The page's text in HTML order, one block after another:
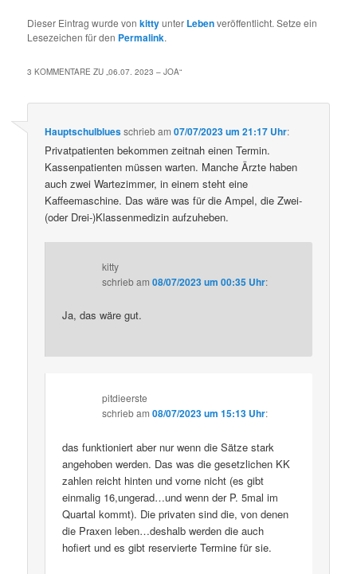
Dieser Eintrag wurde vonkittyunter Lebenveröffentlicht. Setze ein
Lesezeichen für den Permalink.
3 KOMMENTARE ZU „06.07. 2023 – JOA“
Hauptschulbluesschriebam07/07/2023 um 21:17 Uhr:
Privatpatienten bekommen zeitnah einen Termin.
Kassenpatienten müssen warten. Manche Ärzte haben
auch zwei Wartezimmer, in einem steht eine
Kaffeemaschine. Das wäre was für die Ampel, die Zwei-
(oder Drei-)Klassenmedizin aufzuheben.
kitty
schriebam08/07/2023 um 00:35 Uhr:
Ja, das wäre gut.
pitdieerste
schriebam08/07/2023 um 15:13 Uhr:
das funktioniert aber nur wenn die Sätze stark
angehoben werden. Das was die gesetzlichen KK
zahlen reicht hinten und vorne nicht (es gibt
einmalig 16,ungerad…und wenn der P. 5mal im
Quartal kommt). Die privaten sind die, von denen
die Praxen leben…deshalb werden die auch
hofiert und es gibt reservierte Termine für sie.